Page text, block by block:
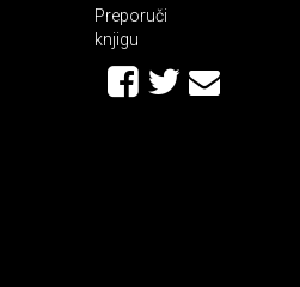
Preporuči
knjigu